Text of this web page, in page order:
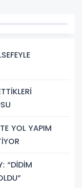
YOL YAPIM
“DİDİM